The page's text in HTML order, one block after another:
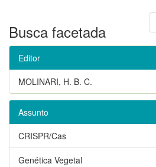
Busca facetada
Editor
MOLINARI, H. B. C.
Assunto
CRISPR/Cas
Genética Vegetal